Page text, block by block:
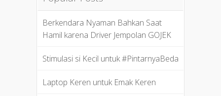
Berkendara Nyaman Bahkan Saat
Hamil karena Driver Jempolan GOJEK
Stimulasi si Kecil untuk #PintarnyaBeda
Laptop Keren untuk Emak Keren